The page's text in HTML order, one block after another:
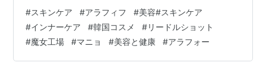
フェルゼアプレミアムHPブーストフォーム使ってみた -
かわいいと好きと楽しい VTリードルショット100 300
VTリードルショットリフティングアイクリーム マニョ
パンテトインエッセンス その他に使っているスキンケア
#スキンケア #アラフィフ #美容#スキンケア
#インナーケア #韓国コスメ #リードルショット
#魔女工場 #マニョ #美容と健康 #アラフォー